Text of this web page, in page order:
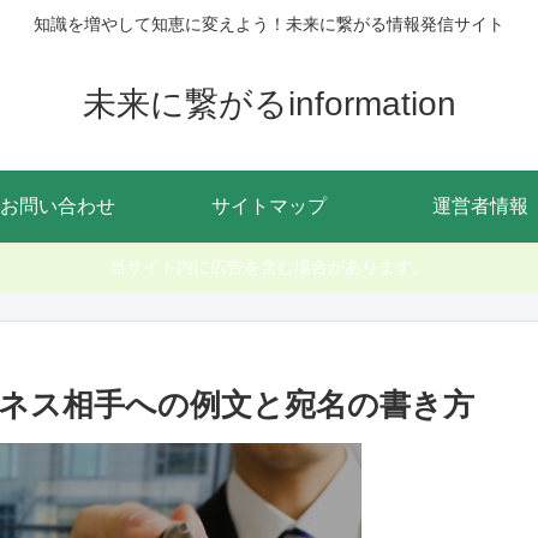
知識を増やして知恵に変えよう！未来に繋がる情報発信サイト
未来に繋がるinformation
お問い合わせ サイトマップ 運営者情報
当サイト内に広告を含む場合があります。
ス相手への例文と宛名の書き方